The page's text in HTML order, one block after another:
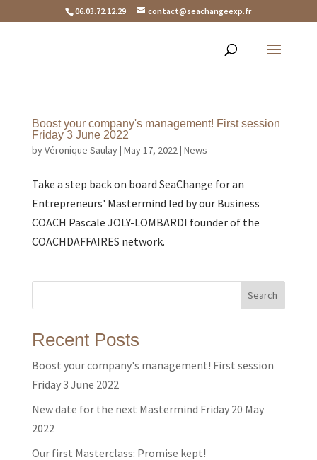
06.03.72.12.29 contact@seachangeexp.fr
Boost your company's management! First session
Friday 3 June 2022
byVéronique Saulay| May 17, 2022| News
Take a step back on board SeaChange for an
Entrepreneurs' Mastermind led by our Business
COACH Pascale JOLY-LOMBARDI founder of the
COACHDAFFAIRES network.
Search
Recent Posts
Boost your company's management! First session
Friday 3 June 2022
New date for the next Mastermind Friday 20 May
2022
Our first Masterclass: Promise kept!